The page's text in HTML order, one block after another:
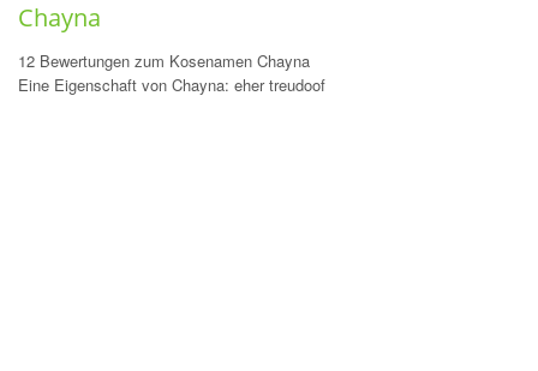
Chayna
12 Bewertungen zum Kosenamen Chayna
Eine Eigenschaft von Chayna: eher treudoof